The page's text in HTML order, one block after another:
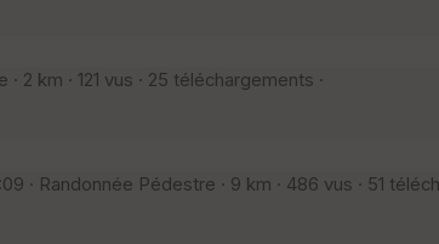
2 km · 121 vus · 25 téléchargements ·
· Randonnée Pédestre · 9 km · 486 vus · 51